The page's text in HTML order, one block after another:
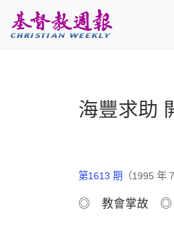
海豐求助
第1613 期 （1995 年
◎ 教會掌故 ◎